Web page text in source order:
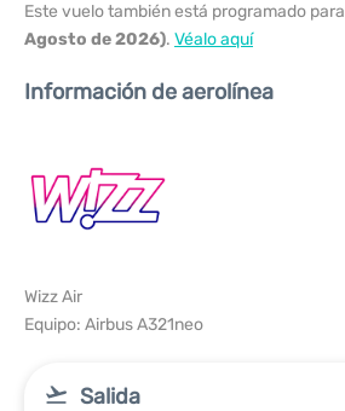
Este vuelo también está programado para
Agosto de 2026). Véalo aquí
Información de aerolínea
Wizz Air
Equipo: Airbus A321neo
Salida